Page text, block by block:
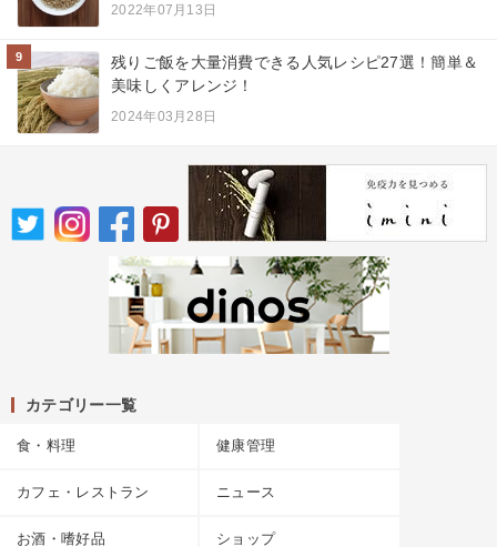
2022年07月13日
9
残りご飯を大量消費できる人気レシピ27選！簡単＆
美味しくアレンジ！
2024年03月28日
カテゴリー一覧
食・料理 健康管理
カフェ・レストラン ニュース
お酒・嗜好品 ショップ